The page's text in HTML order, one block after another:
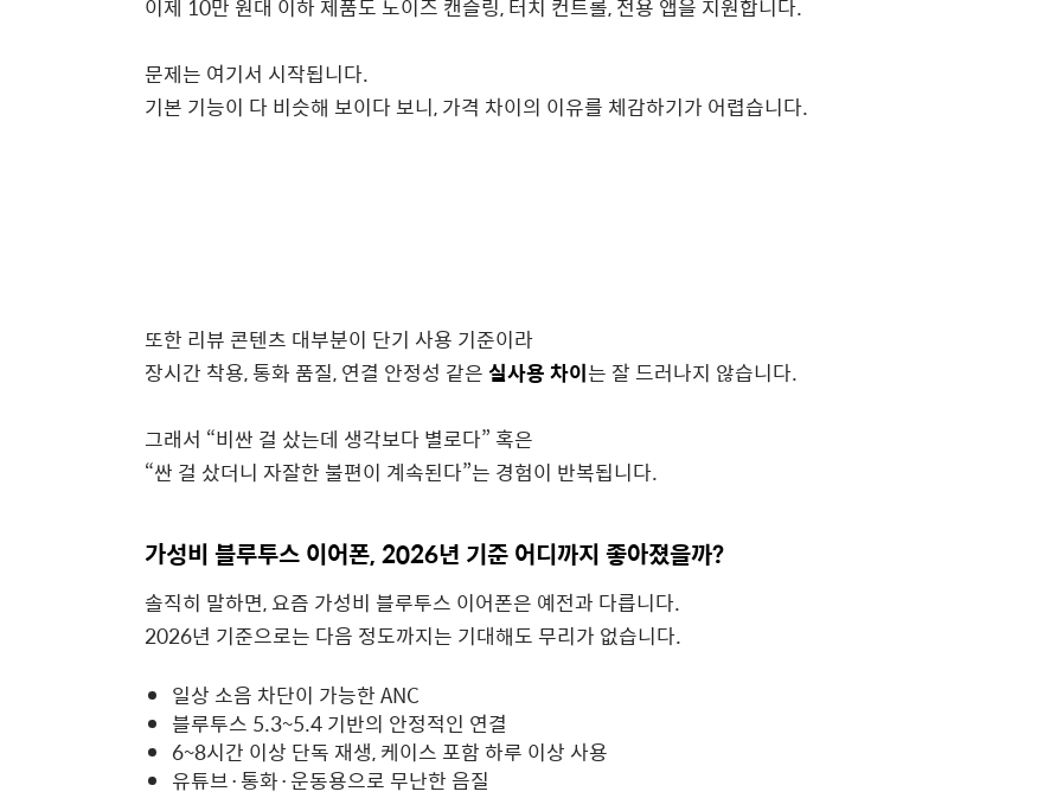
이제 10만 원대 이하 제품도 노이즈 캔슬링, 터치 컨트롤, 전용 앱을 지원합니다.
문제는 여기서 시작됩니다.
기본 기능이 다 비슷해 보이다 보니, 가격 차이의 이유를 체감하기가 어렵습니다.
또한 리뷰 콘텐츠 대부분이 단기 사용 기준이라
장시간 착용, 통화 품질, 연결 안정성 같은실사용 차이는 잘 드러나지 않습니다.
그래서 “비싼 걸 샀는데 생각보다 별로다” 혹은
“싼 걸 샀더니 자잘한 불편이 계속된다”는 경험이 반복됩니다.
가성비 블루투스 이어폰, 2026년 기준 어디까지 좋아졌을까?
솔직히 말하면, 요즘 가성비 블루투스 이어폰은 예전과 다릅니다.
2026년 기준으로는 다음 정도까지는 기대해도 무리가 없습니다.
일상 소음 차단이 가능한 ANC
블루투스 5.3~5.4 기반의 안정적인 연결
6~8시간 이상 단독 재생, 케이스 포함 하루 이상 사용
유튜브·통화·운동용으로 무난한 음질